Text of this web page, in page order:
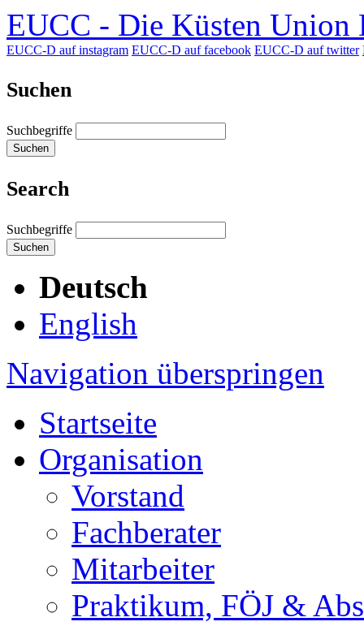
EUCC - Die Küsten Union
EUCC-D auf instagram EUCC-D auf facebook EUCC-D auf twitter
Suchen
Suchbegriffe
Suchen
Search
Suchbegriffe
Suchen
Deutsch
English
Navigation überspringen
Startseite
Organisation
Vorstand
Fachberater
Mitarbeiter
Praktikum, FÖJ &